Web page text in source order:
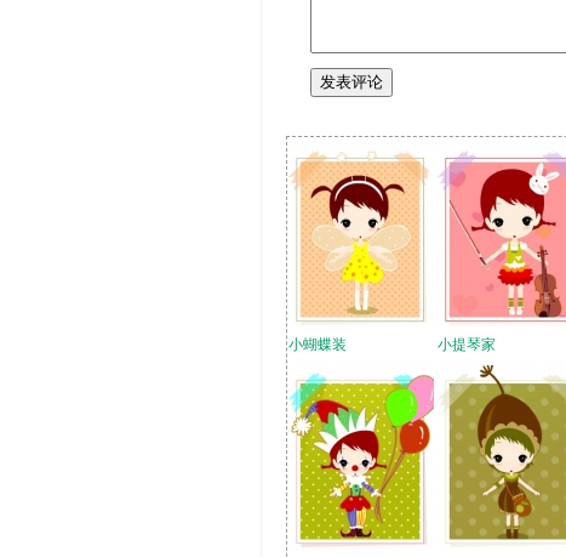
小蝴蝶装 小提琴家